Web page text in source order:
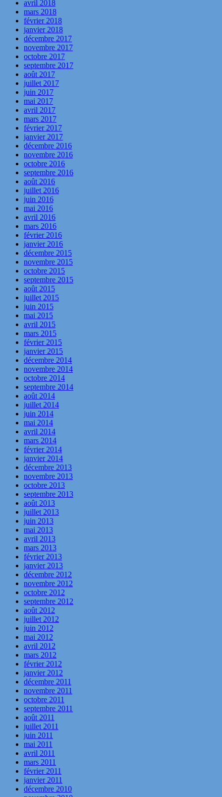
avril 2018
mars 2018
février 2018
janvier 2018
décembre 2017
novembre 2017
octobre 2017
septembre 2017
août 2017
juillet 2017
juin 2017
mai 2017
avril 2017
mars 2017
février 2017
janvier 2017
décembre 2016
novembre 2016
octobre 2016
septembre 2016
août 2016
juillet 2016
juin 2016
mai 2016
avril 2016
mars 2016
février 2016
janvier 2016
décembre 2015
novembre 2015
octobre 2015
septembre 2015
août 2015
juillet 2015
juin 2015
mai 2015
avril 2015
mars 2015
février 2015
janvier 2015
décembre 2014
novembre 2014
octobre 2014
septembre 2014
août 2014
juillet 2014
juin 2014
mai 2014
avril 2014
mars 2014
février 2014
janvier 2014
décembre 2013
novembre 2013
octobre 2013
septembre 2013
août 2013
juillet 2013
juin 2013
mai 2013
avril 2013
mars 2013
février 2013
janvier 2013
décembre 2012
novembre 2012
octobre 2012
septembre 2012
août 2012
juillet 2012
juin 2012
mai 2012
avril 2012
mars 2012
février 2012
janvier 2012
décembre 2011
novembre 2011
octobre 2011
septembre 2011
août 2011
juillet 2011
juin 2011
mai 2011
avril 2011
mars 2011
février 2011
janvier 2011
décembre 2010